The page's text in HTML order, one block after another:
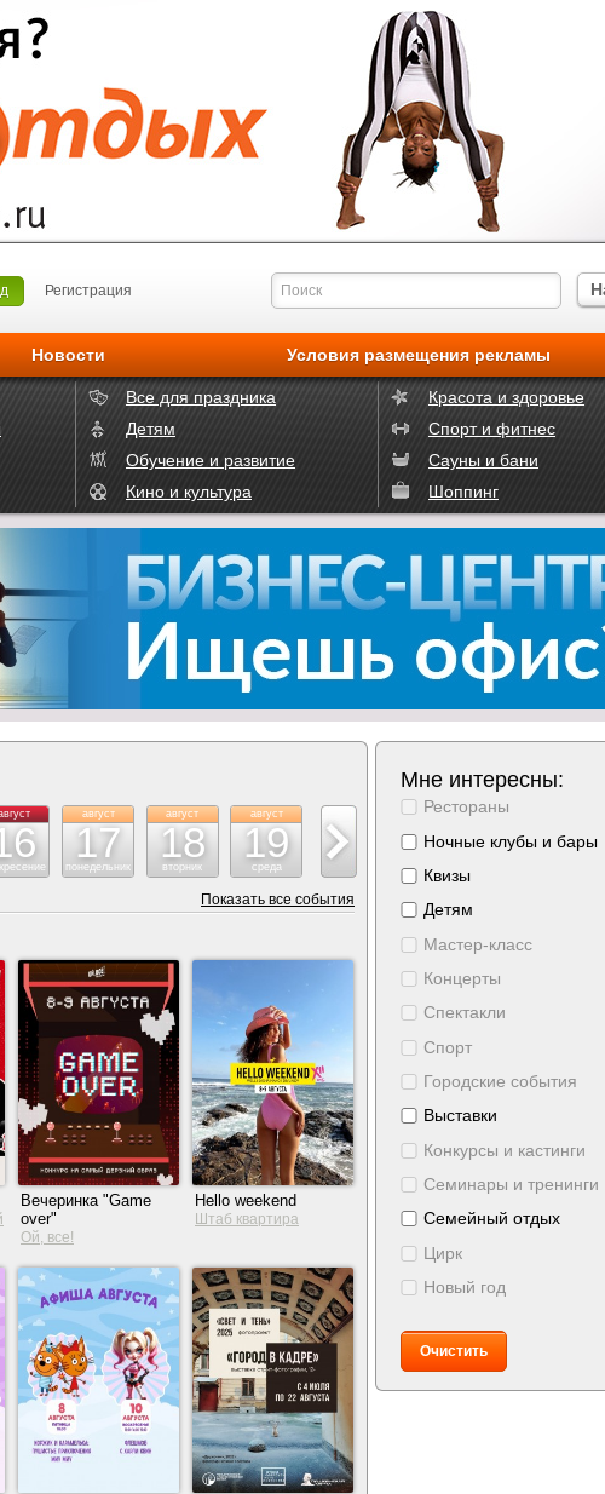
Регистрация
Новости Условия размещения рекламы
Все для праздника
Красота и здоровье
Детям
Спорт и фитнес
Обучение и развитие
Сауны и бани
Кино и культура Шоппинг
август
17
понедельник
август
18
вторник
август
19
среда
20
август
21
пятница
август
22 23
Показать все события
Вечеринка "Game
over"
Ой, все!
Hello weekend
Штаб квартира
Мне интересны:
Рестораны
Ночные клубы и бары
Квизы
Детям
Мастер-класс
Концерты
Спектакли
Спорт
Городские события
Выставки
Конкурсы и кастинги
Семинары и тренинги
Семейный отдых
Цирк
Новый год
Очистить